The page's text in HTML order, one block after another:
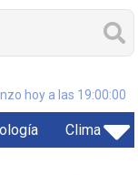
hoy a las 19:00:00
Clima